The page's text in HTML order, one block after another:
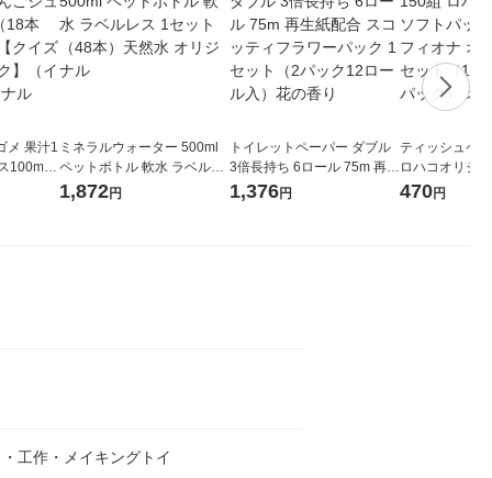
メ 果汁1
100ml 1
ナル
パッ
ミネラルウォーター 500ml
ペットボトル 軟水 ラベルレ
ス 1セット（48本）天然水
オリジナル
1,872円
トイレットペーパー ダブル
3倍長持ち 6ロール 75m 再生
紙配合 スコッティフラワー
パック 1セット（2パック12
1,376円
ティッシュペ
ロハコオリジ
ックティッシ
470円
工作・メイキングトイ